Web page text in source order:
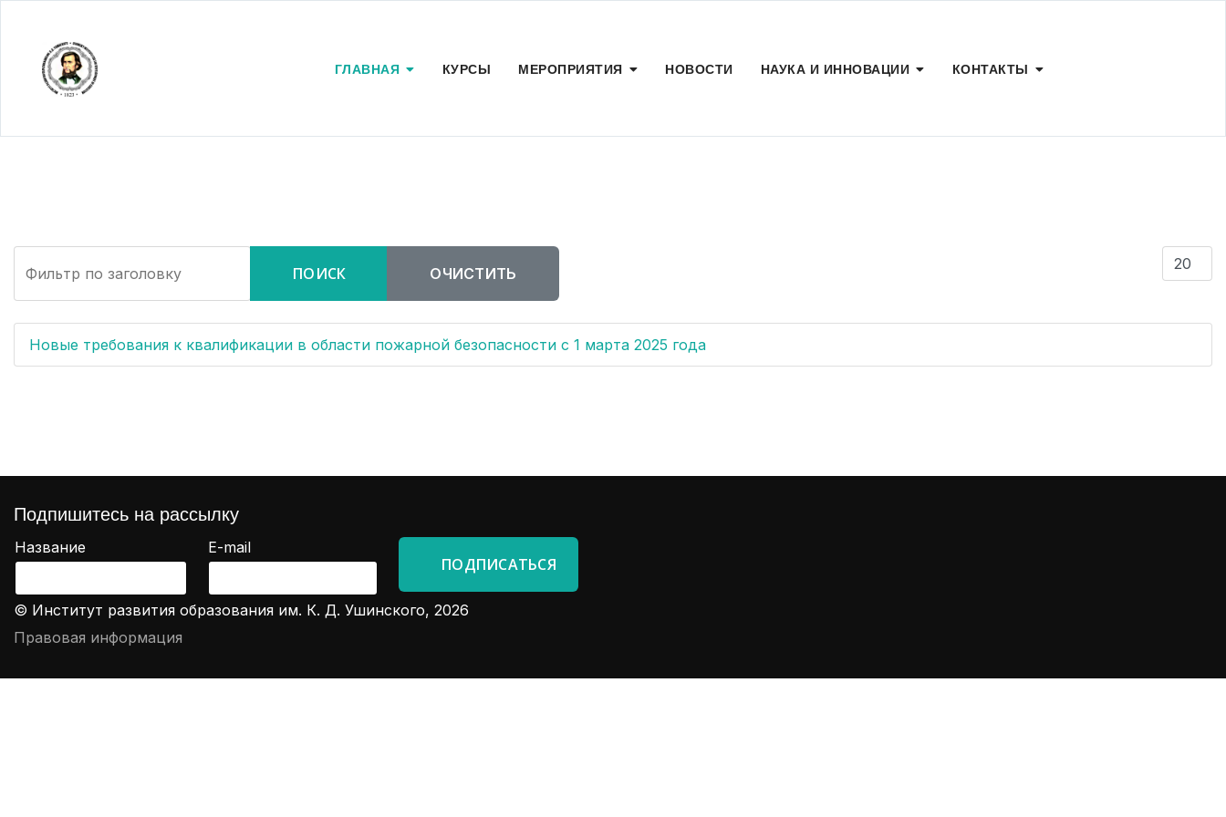
ГЛАВНАЯ КУРСЫ МЕРОПРИЯТИЯ НОВОСТИ НАУКА И ИННОВАЦИИ КОНТАКТЫ
ПОИСК ОЧИСТИТЬ
Кол-во
Новые требования к квалификации в области пожарной безопасности с 1 марта 2025 года
Подпишитесь на рассылку
Название E-mail
© Институт развития образования им. К. Д. Ушинского, 2026
Правовая информация